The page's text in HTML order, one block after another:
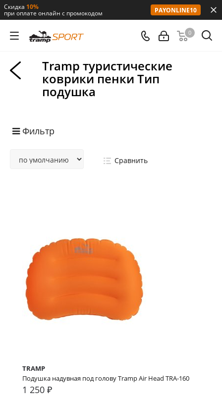
Скидка 10%
при оплате онлайн с промокодом PAYONLINE10
0
Tramp туристические
коврики пенки Тип
подушка
Фильтр
Сравнить
TRAMP
Подушка надувная под голову Tramp Air Head TRA-160
1 250 ₽